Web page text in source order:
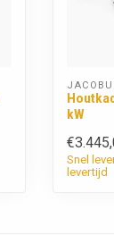
kW
Snel
levertijd